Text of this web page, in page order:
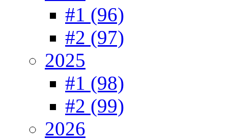
#1 (96)
#2 (97)
2025
#1 (98)
#2 (99)
2026